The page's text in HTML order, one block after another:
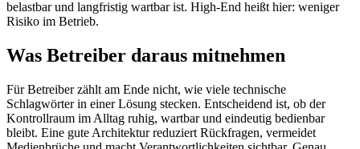
belastbar und langfristig wartbar ist. High-End heißt hier: weniger
Risiko im Betrieb.
Was Betreiber daraus mitnehmen
Für Betreiber zählt am Ende nicht, wie viele technische
Schlagwörter in einer Lösung stecken. Entscheidend ist, ob der
Kontrollraum im Alltag ruhig, wartbar und eindeutig bedienbar
bleibt. Eine gute Architektur reduziert Rückfragen, vermeidet